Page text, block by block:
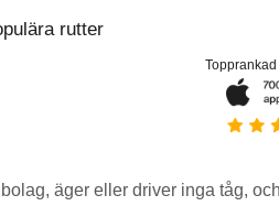
rutter
äger eller driver inga tåg,